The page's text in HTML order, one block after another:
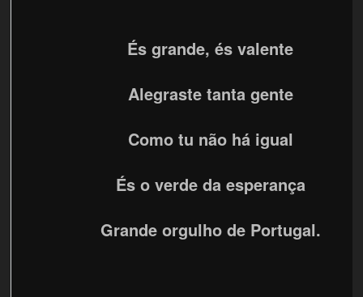
És grande, és valente
Alegraste tanta gente
Como tu não há igual
És o verde da esperança
Grande orgulho de Portugal.